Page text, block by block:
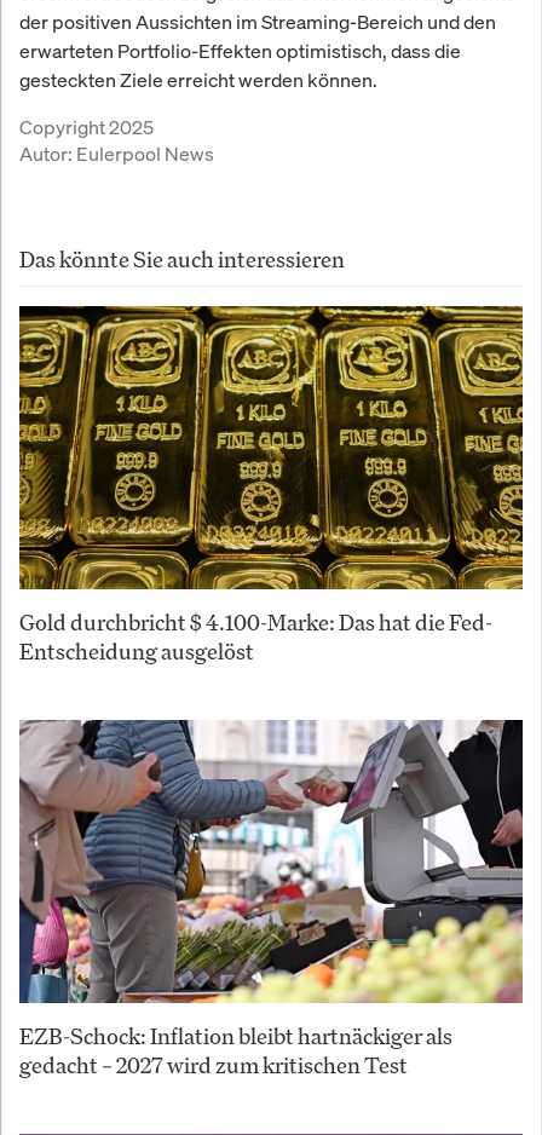
der positiven Aussichten im Streaming-Bereich und den
erwarteten Portfolio-Effekten optimistisch, dass die
gesteckten Ziele erreicht werden können.
Copyright 2025
Autor: Eulerpool News
Das könnte Sie auch interessieren
Gold durchbricht $ 4.100-Marke: Das hat die Fed-
Entscheidung ausgelöst
EZB-Schock: Inflation bleibt hartnäckiger als
gedacht – 2027 wird zum kritischen Test